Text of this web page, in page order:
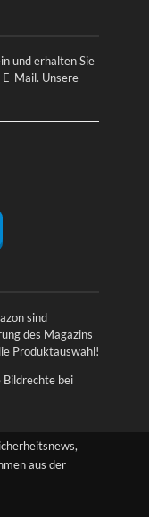
und erhalten Sie
Mail. Unsere
sind
des Magazins
Produktauswahl!
Bildrechte bei
aus der